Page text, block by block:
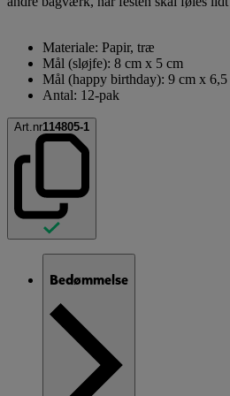
Materiale: Papir, træ
Mål (sløjfe): 8 cm x 5 cm
Mål (happy birthday): 9 cm x 6,5
Antal: 12-pak
Art.nr114805-1
Bedømmelse